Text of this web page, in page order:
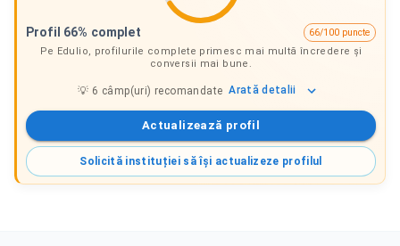
Profil 66% complet
66/100 puncte
Pe Edulio, profilurile complete primesc mai multă încredere și
conversii mai bune.
💡 6 câmp(uri) recomandate Arată detalii
Actualizează profil
Solicită instituției să își actualizeze profilul